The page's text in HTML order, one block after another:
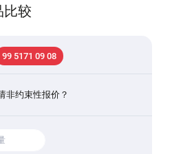
比较
99 5171 09 08
非约束性报价？